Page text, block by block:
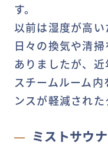
す。
以前は湿度が高い
日々の換気や清
ありましたが、
スチームルーム
ンスが軽減された
ミストサウナ